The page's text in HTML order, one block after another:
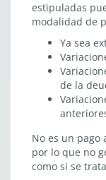
estipuladas
modalidad de
Ya sea
de la
No es un
por lo que no
como si se